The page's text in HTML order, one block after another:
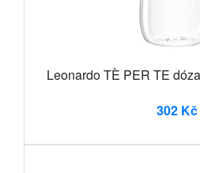
Leonardo TÈ PER TE
302 Kč